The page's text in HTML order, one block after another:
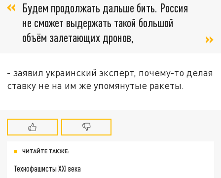
Будем продолжать дальше бить. Россия
не сможет выдержать такой большой
объём залетающих дронов,
- заявил украинский эксперт, почему-то делая
ставку не на им же упомянутые ракеты.
ЧИТАЙТЕ ТАКЖЕ:
Технофашисты XXI века